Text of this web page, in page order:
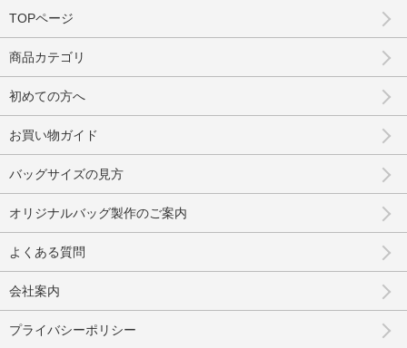
TOPページ
商品カテゴリ
初めての方へ
お買い物ガイド
バッグサイズの見方
オリジナルバッグ製作のご案内
よくある質問
会社案内
プライバシーポリシー